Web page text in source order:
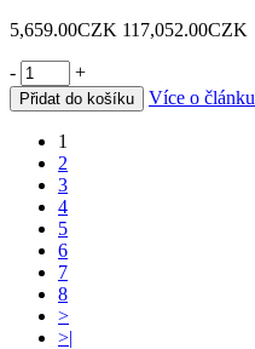
5,659.00CZK 117,052.00CZK
- +
Přidat do košíku Více o článku
1
2
3
4
5
6
7
8
>
>|